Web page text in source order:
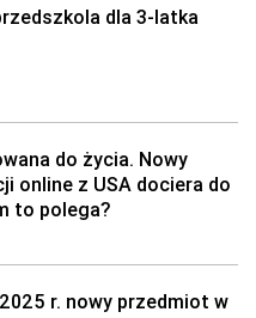
dla 3-latka
do życia. Nowy
online z USA dociera do
to polega?
r. nowy przedmiot w